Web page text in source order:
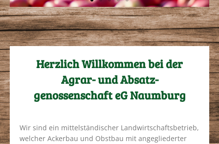
Herzlich Willkommen bei der
Agrar- und Absatz­
genossenschaft eG Naumburg
Wir sind ein mittelständischer Landwirtschaftsbetrieb,
welcher Ackerbau und Obstbau mit angegliederter